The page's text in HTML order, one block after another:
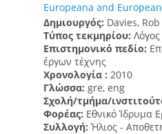
Europeana and
Δημιουργός: Davies, Rob
Τύπος τεκμηρίου:
Επιστημονικό πεδίο:
έργων τέχνης
Χρονολογία : 2010
Γλώσσα: gre, eng
Σχολή/τμήμα/
Φορέας: Εθνικό Ίδρυμα
Συλλογή:Ήλιος -